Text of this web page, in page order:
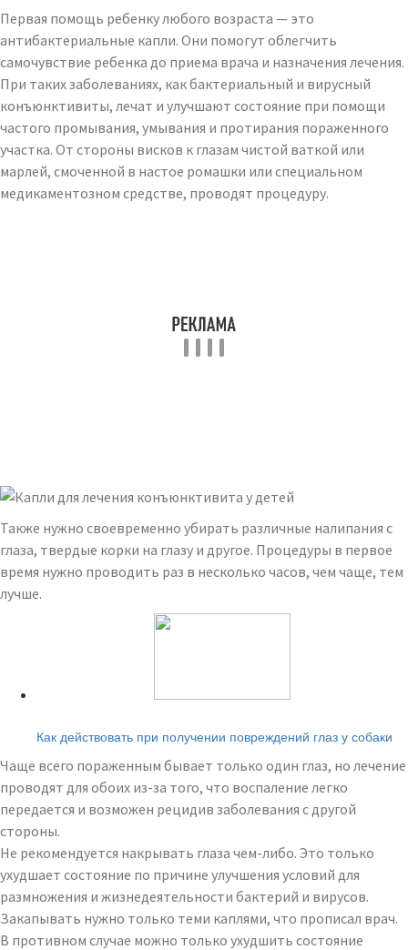
Первая помощь ребенку любого возраста — это
антибактериальные капли. Они помогут облегчить
самочувствие ребенка до приема врача и назначения лечения.
При таких заболеваниях, как бактериальный и вирусный
конъюнктивиты, лечат и улучшают состояние при помощи
частого промывания, умывания и протирания пораженного
участка. От стороны висков к глазам чистой ваткой или
марлей, смоченной в настое ромашки или специальном
медикаментозном средстве, проводят процедуру.
Также нужно своевременно убирать различные налипания с
глаза, твердые корки на глазу и другое. Процедуры в первое
время нужно проводить раз в несколько часов, чем чаще, тем
лучше.
Как действовать при получении повреждений глаз у собаки
Чаще всего пораженным бывает только один глаз, но лечение
проводят для обоих из-за того, что воспаление легко
передается и возможен рецидив заболевания с другой
стороны.
Не рекомендуется накрывать глаза чем-либо. Это только
ухудшает состояние по причине улучшения условий для
размножения и жизнедеятельности бактерий и вирусов.
Закапывать нужно только теми каплями, что прописал врач.
В противном случае можно только ухудшить состояние